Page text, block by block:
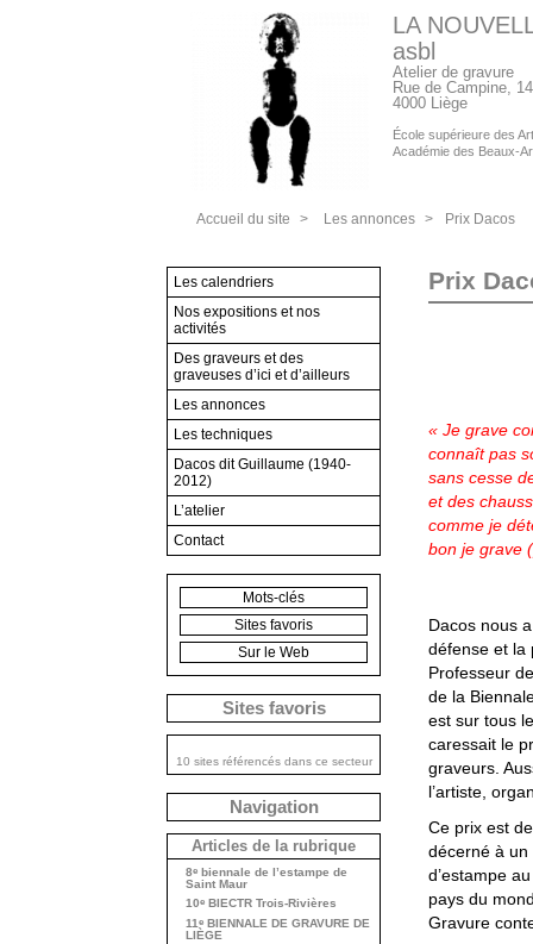
LA
asbl
Atelier de gravure
Rue de Campine, 14
4000 Liège
École supérieure des
Académie des Beaux-
Accueil du site > Les annonces > Prix Dacos
Prix
« Je grave
connaît pas
sans cesse
et des
comme je
bon je grave
Dacos nous
défense et la
Professeur
de la
est sur tous
caressait le
graveurs.
l’artiste,
Ce prix est
décerné à un
d’estampe
pays du
Gravure
Les calendriers
Nos expositions et nos
activités
Des graveurs et des
graveuses d’ici et d’ailleurs
Les annonces
Les techniques
Dacos dit Guillaume (1940-
2012)
L’atelier
Contact
Mots-clés
Sites favoris
Sur le Web
Sites favoris
10 sites référencés dans ce secteur
Navigation
Articles de la rubrique
8e biennale de l’estampe de
Saint Maur
10e BIECTR Trois-Rivières
11 e BIENNALE DE GRAVURE DE
LIÈGE